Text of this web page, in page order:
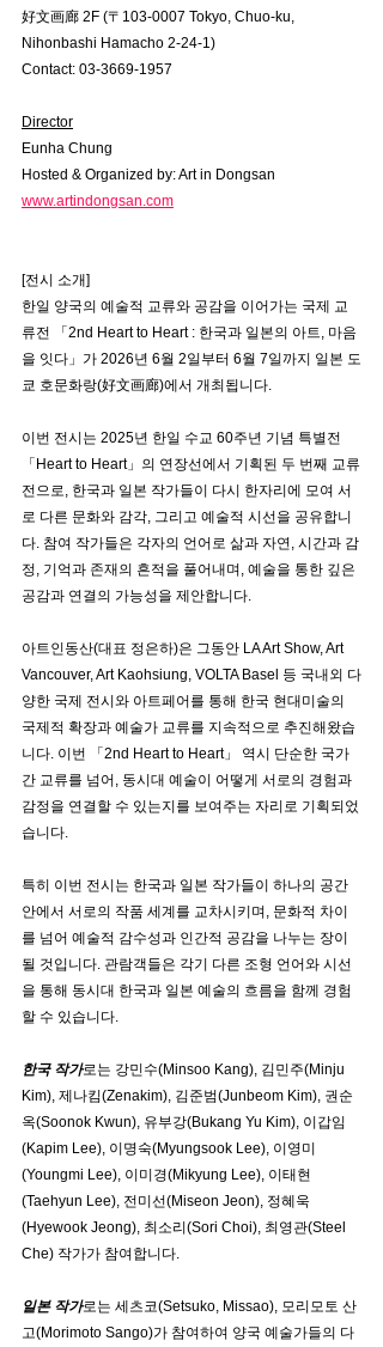
好文画廊 2F (〒103-0007 Tokyo, Chuo-ku,
Nihonbashi Hamacho 2-24-1)
Contact: 03-3669-1957
Director
Eunha Chung
Hosted & Organized by: Art in Dongsan
www.artindongsan.com
[전시 소개]
한일 양국의 예술적 교류와 공감을 이어가는 국제 교
류전 「2nd Heart to Heart : 한국과 일본의 아트, 마음
을 잇다」가 2026년 6월 2일부터 6월 7일까지 일본 도
쿄 호문화랑(好文画廊)에서 개최됩니다.
이번 전시는 2025년 한일 수교 60주년 기념 특별전
「Heart to Heart」의 연장선에서 기획된 두 번째 교류
전으로, 한국과 일본 작가들이 다시 한자리에 모여 서
로 다른 문화와 감각, 그리고 예술적 시선을 공유합니
다. 참여 작가들은 각자의 언어로 삶과 자연, 시간과 감
정, 기억과 존재의 흔적을 풀어내며, 예술을 통한 깊은
공감과 연결의 가능성을 제안합니다.
아트인동산(대표 정은하)은 그동안 LA Art Show, Art
Vancouver, Art Kaohsiung, VOLTA Basel 등 국내외 다
양한 국제 전시와 아트페어를 통해 한국 현대미술의
국제적 확장과 예술가 교류를 지속적으로 추진해왔습
니다. 이번 「2nd Heart to Heart」 역시 단순한 국가
간 교류를 넘어, 동시대 예술이 어떻게 서로의 경험과
감정을 연결할 수 있는지를 보여주는 자리로 기획되었
습니다.
특히 이번 전시는 한국과 일본 작가들이 하나의 공간
안에서 서로의 작품 세계를 교차시키며, 문화적 차이
를 넘어 예술적 감수성과 인간적 공감을 나누는 장이
될 것입니다. 관람객들은 각기 다른 조형 언어와 시선
을 통해 동시대 한국과 일본 예술의 흐름을 함께 경험
할 수 있습니다.
한국 작가로는 강민수(Minsoo Kang), 김민주(Minju
Kim), 제나킴(Zenakim), 김준범(Junbeom Kim), 권순
옥(Soonok Kwun), 유부강(Bukang Yu Kim), 이갑임
(Kapim Lee), 이명숙(Myungsook Lee), 이영미
(Youngmi Lee), 이미경(Mikyung Lee), 이태현
(Taehyun Lee), 전미선(Miseon Jeon), 정혜욱
(Hyewook Jeong), 최소리(Sori Choi), 최영관(Steel
Che) 작가가 참여합니다.
일본 작가로는 세츠코(Setsuko, Missao), 모리모토 산
고(Morimoto Sango)가 참여하여 양국 예술가들의 다